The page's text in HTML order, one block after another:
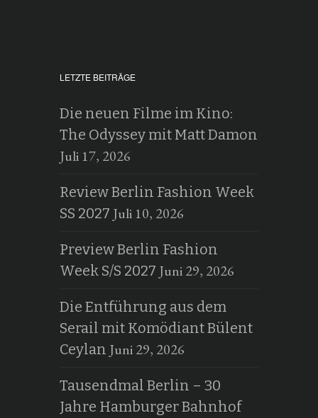
LETZTE BEITRÄGE
Die neuen Filme im Kino:
The Odyssey mit Matt Damon
Juli 17, 2026
Review Berlin Fashion Week
SS 2027 Juli 10, 2026
Preview Berlin Fashion
Week S/S 2027 Juni 29, 2026
Die Entführung aus dem
Serail mit Komödiant Bülent
Ceylan Juni 29, 2026
Tausendmal Berlin – 30
Jahre Hamburger Bahnhof